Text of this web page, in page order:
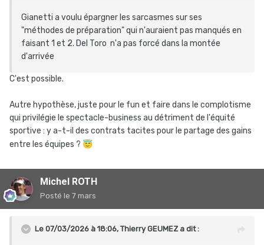
Gianetti a voulu épargner les sarcasmes sur ses
"méthodes de préparation" qui n'auraient pas manqués en
faisant 1 et 2. Del Toro n'a pas forcé dans la montée
d'arrivée
C'est possible.
Autre hypothèse, juste pour le fun et faire dans le complotisme
qui privilégie le spectacle-business au détriment de l'équité
sportive : y a-t-il des contrats tacites pour le partage des gains
entre les équipes ? 😇
Michel ROTH
Posté le 7 mars
Le 07/03/2026 à 18:06, Thierry GEUMEZa dit :